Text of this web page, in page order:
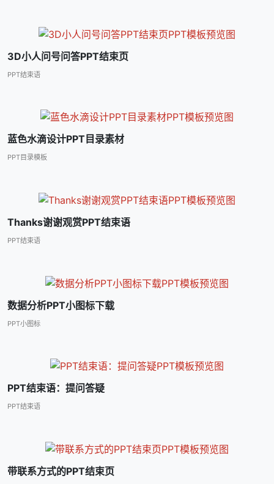
3D小人问号问答PPT结束页
PPT结束语
蓝色水滴设计PPT目录素材
PPT目录模板
Thanks谢谢观赏PPT结束语
PPT结束语
数据分析PPT小图标下载
PPT小图标
PPT结束语：提问答疑
PPT结束语
带联系方式的PPT结束页